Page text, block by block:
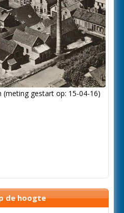
gestart op: 15-04-16)
de hoogte